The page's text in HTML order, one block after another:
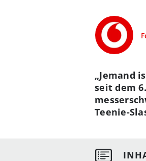
„Jemand
seit dem
Teenie-